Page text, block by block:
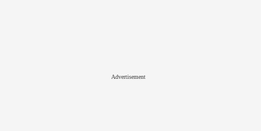
Advertisement